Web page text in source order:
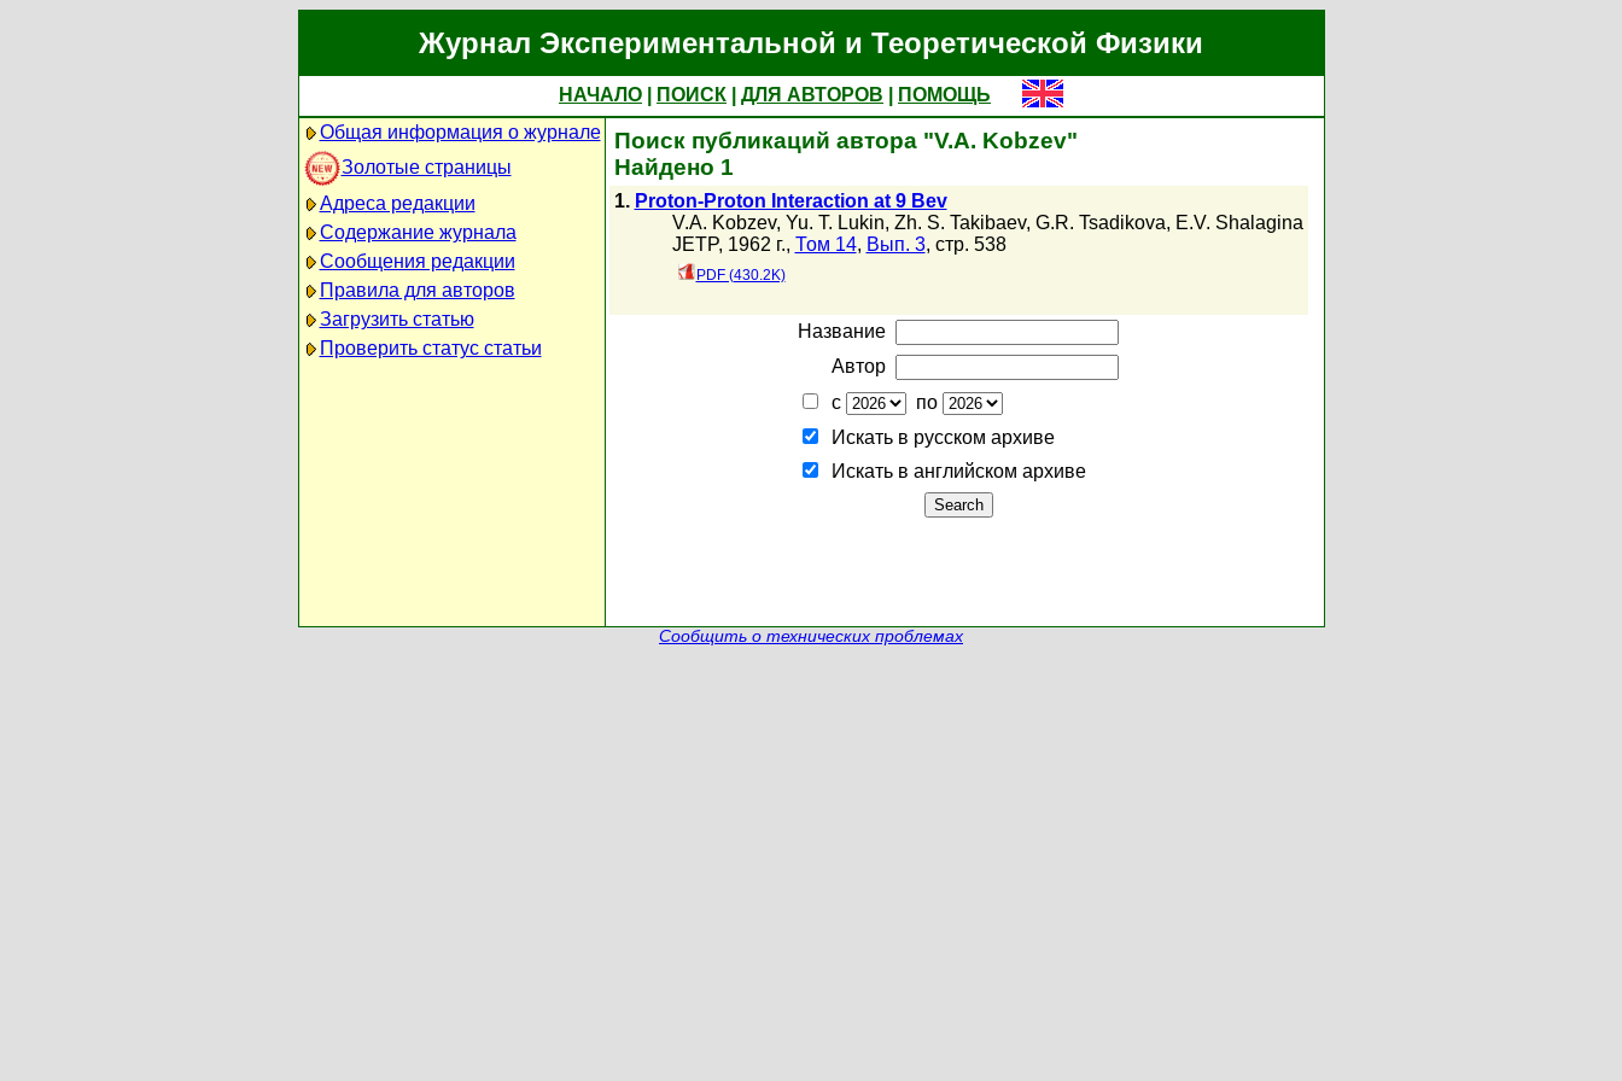
Журнал Экспериментальной и Теоретической Физики
НАЧАЛО ПОИСК ДЛЯ АВТОРОВ
ПОМОЩЬ
Общая информация о журнале
Золотые страницы
Адреса редакции
Содержание журнала
Сообщения редакции
Правила для авторов
Загрузить статью
Проверить статус статьи
Поиск публикаций автора "V.A. Kobzev"
Найдено 1
1. Proton-Proton Interaction at 9 Bev
V.A. Kobzev, Yu. T. Lukin, Zh. S. Takibaev, G.R. Tsadikova, E.V. Shalagina
JETP, 1962 г., Том 14, Вып. 3, стр. 538
PDF (430.2K)
Название
Автор
с
по
Искать в русском архиве
Искать в английском архиве
Сообщить о технических проблемах